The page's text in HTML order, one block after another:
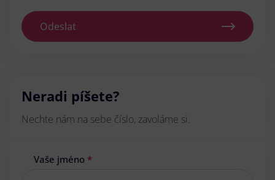
Odeslat
Neradi píšete?
Nechte nám na sebe číslo, zavoláme si.
Vaše jméno *